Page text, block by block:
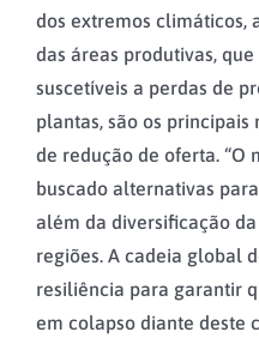
dos extremos climáticos,
das áreas produtivas,
suscetíveis a perdas de
plantas, são os
de redução de oferta. “​​O
buscado alternativas
além da diversificação
regiões. A cadeia global
resiliência para garantir
em colapso diante deste